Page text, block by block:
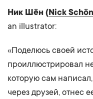
Ник Шён (Nick Schön
an illustrator:
«Поделюсь своей
проиллюстрировал
которую сам
через друзей, отнес